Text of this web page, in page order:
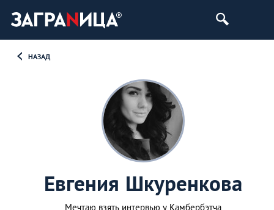
НАЗАД
Евгения Шкуренкова
Мечтаю взять интервью у Камбербэтча